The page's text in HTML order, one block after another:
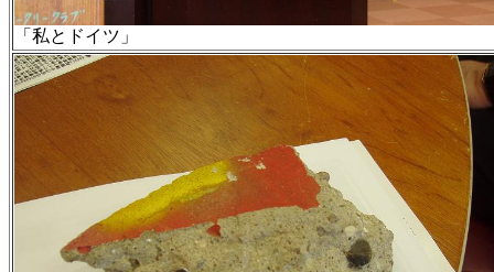
「私とドイツ」